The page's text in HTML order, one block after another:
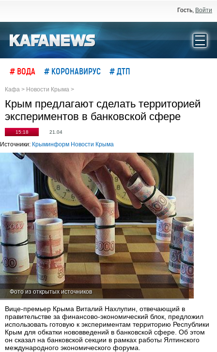
Гость, Войти
# ВОДА # КОРОНАВИРУС # ДТП
Кафа > Новости Крыма >
Крым предлагают сделать территорией
экспериментов в банковской сфере
15:18 21.04
Источники: Крыминформ Новости Крыма
Фото из открытых источников
Вице-премьер Крыма Виталий Нахлупин, отвечающий в
правительстве за финансово-экономический блок, предложил
использовать готовую к экспериментам территорию Республики
Крым для обкатки нововведений в банковской сфере. Об этом
он сказал на банковской секции в рамках работы Ялтинского
международного экономического форума.